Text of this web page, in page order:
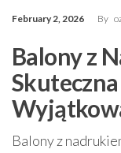
February 2, 2026 By
Balony z
Balony z